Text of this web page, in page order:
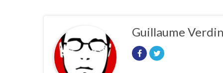
Guillaume Verdin